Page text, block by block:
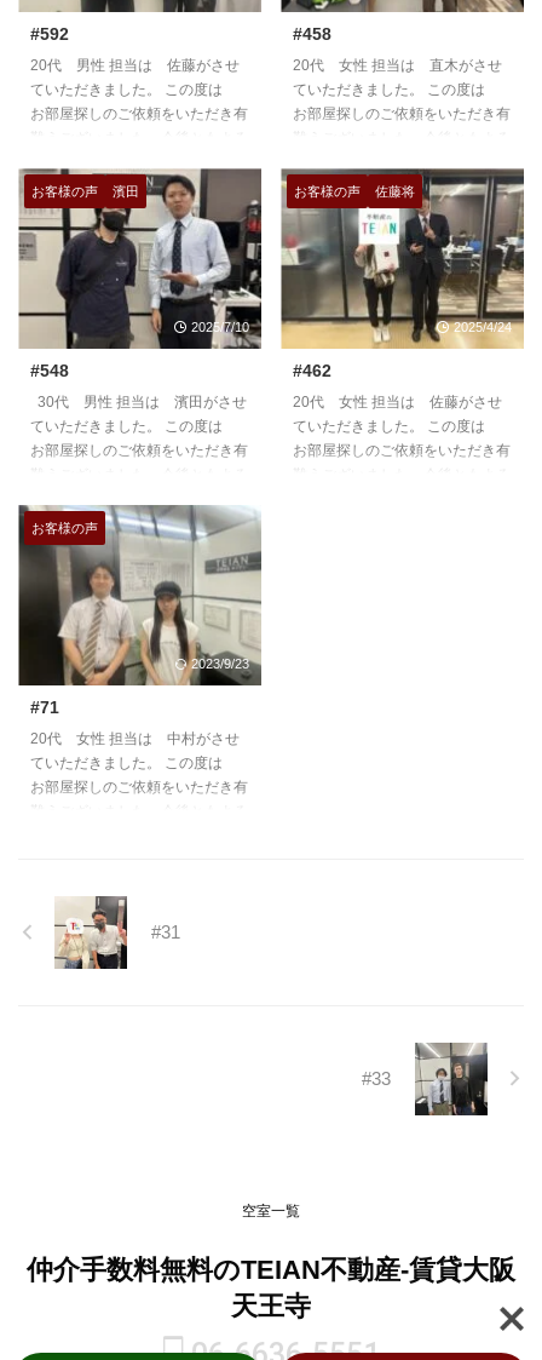
#592
20代 男性 担当は 佐藤がさせ
ていただきました。 この度は
お部屋探しのご依頼をいただき有
https://teian-enh.com/staff010/
#458
20代 女性 担当は 直木がさせ
ていただきました。 この度は
お部屋探しのご依頼をいただき有
https://teian-enh.com/staff007/
お客様の声 濱田
2025/7/10
#548
30代 男性 担当は 濱田がさせ
ていただきました。 この度は
お部屋探しのご依頼をいただき有
https://teian-enh.com/staff011/
お客様の声 佐藤将
2025/4/24
#462
20代 女性 担当は 佐藤がさせ
ていただきました。 この度は
お部屋探しのご依頼をいただき有
お客様の声
2023/9/23
#71
20代 女性 担当は 中村がさせ
ていただきました。 この度は
お部屋探しのご依頼をいただき有
#31
#33
空室一覧
仲介手数料無料のTEIAN不動産-賃貸大阪
天王寺